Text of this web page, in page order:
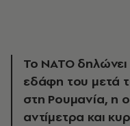
Το ΝΑΤΟ δηλώνει
εδάφη του μετά
στη Ρουμανία, η
αντίμετρα και